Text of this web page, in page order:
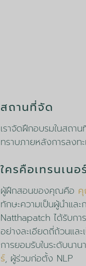
สถานที่จัด
เราจัดฝึกอบรมในสถา
ทราบภายหลังการลงท
ใครคือเทรนเน
ผู้ฝึกสอนของคุณคือ
ทักษะความเป็นผู้นำแล
Natthapatch ได้รับกา
อย่างละเอียดถี่ถ้วนแ
การยอมรับในระดับนาน
ร์, ผู้ร่วมก่อตั้ง NLP